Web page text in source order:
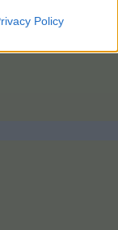
Policy